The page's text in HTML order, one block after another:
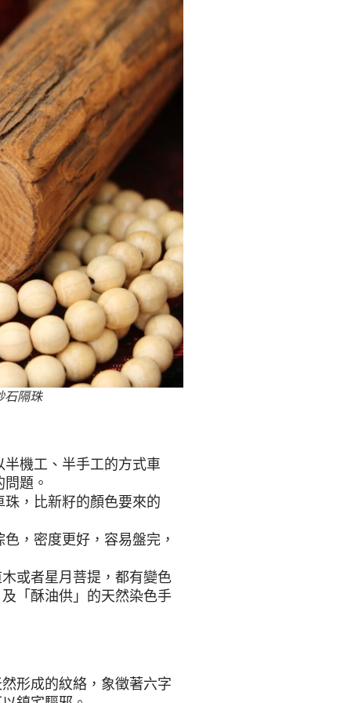
石隔珠
機工、半手工的方式車
題。
，比新籽的顏色要來的
，密度更好，容易盤完，
或者星月菩提，都有變色
「酥油供」的天然染色手
形成的紋絡，象徵著六字